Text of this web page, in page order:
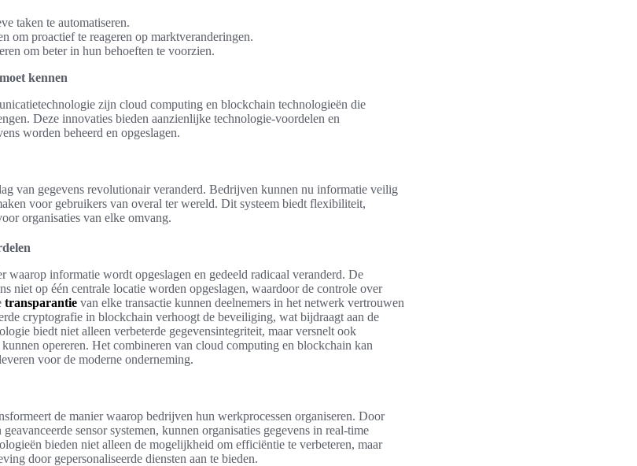
taken te automatiseren.
om proactief te reageren op marktveranderingen.
om beter in hun behoeften te voorzien.
kennen
zijn cloud computing en blockchain technologieën die
Deze innovaties bieden aanzienlijke technologie-voordelen en
worden beheerd en opgeslagen.
van gegevens revolutionair veranderd. Bedrijven kunnen nu informatie veilig
voor gebruikers van overal ter wereld. Dit systeem biedt flexibiliteit,
organisaties van elke omvang.
waarop informatie wordt opgeslagen en gedeeld radicaal veranderd. De
niet op één centrale locatie worden opgeslagen, waardoor de controle over
transparantie van elke transactie kunnen deelnemers in het netwerk vertrouwen
cryptografie in blockchain verhoogt de beveiliging, wat bijdraagt aan de
biedt niet alleen verbeterde gegevensintegriteit, maar versnelt ook
opereren. Het combineren van cloud computing en blockchain kan
voor de moderne onderneming.
de manier waarop bedrijven hun werkprocessen organiseren. Door
sensor systemen, kunnen organisaties gegevens in real-time
bieden niet alleen de mogelijkheid om efficiëntie te verbeteren, maar
door gepersonaliseerde diensten aan te bieden.